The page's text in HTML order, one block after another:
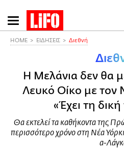
Παράκαμψη
προς
HOME ΕΙΔΗΣΕΙΣ Διεθνή
Η Μελάνια δεν θα
Λευκό Οίκο με τον
«Έχει τη
Θα εκτελεί τα καθήκοντα της
περισσότερο χρόνο στη Νέα
α-